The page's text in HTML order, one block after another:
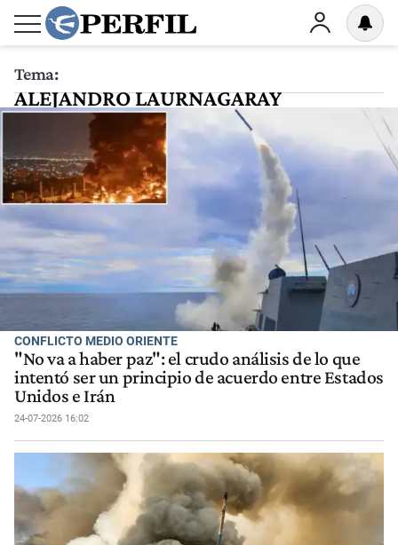
Tema:
ALEJANDRO LAURNAGARAY
CONFLICTO MEDIO ORIENTE
"No va a haber paz": el crudo análisis de lo que
intentó ser un principio de acuerdo entre Estados
Unidos e Irán
24-07-2026 16:02